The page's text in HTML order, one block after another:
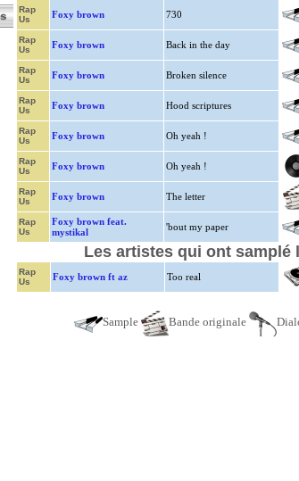
Rap
Us
Foxy brown 730
Rap
Us
Foxy brown Back in the day
Rap
Us
Foxy brown Broken silence
Rap
Us
Foxy brown Hood scriptures
Rap
Us
Foxy brown Oh yeah !
Rap
Us
Foxy brown Oh yeah !
Rap
Us
Foxy brown The letter
Rap
Us
Foxy brown feat.
mystikal
'bout my paper
Les artistes qui ont samplé
Rap
Us
Foxy brown ft az Too real
Sample Bande originale